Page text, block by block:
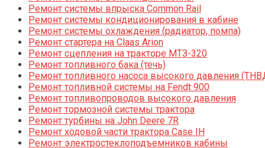
Ремонт системы впрыска Common Rail
Ремонт системы кондиционирования в кабине
Ремонт системы охлаждения (радиатор, помпа)
Ремонт стартера на Claas Arion
Ремонт сцепления на тракторе МТЗ-320
Ремонт топливного бака (течь)
Ремонт топливного насоса высокого давления
Ремонт топливной системы на Fendt 900
Ремонт топливопроводов высокого давления
Ремонт тормозной системы трактора
Ремонт турбины на John Deere 7R
Ремонт ходовой части трактора Case IH
Ремонт электростеклоподъемников кабины